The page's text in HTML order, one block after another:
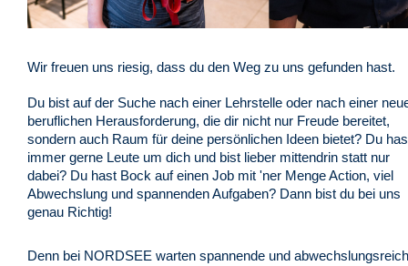
Wir freuen uns riesig, dass du den Weg zu uns gefunden hast.
Du bist auf der Suche nach einer Lehrstelle oder nach einer
beruflichen Herausforderung, die dir nicht nur Freude bereitet,
sondern auch Raum für deine persönlichen Ideen bietet? Du
immer gerne Leute um dich und bist lieber mittendrin statt nur
dabei? Du hast Bock auf einen Job mit 'ner Menge Action, viel
Abwechslung und spannenden Aufgaben? Dann bist du bei uns
genau Richtig!
Denn bei NORDSEE warten spannende und